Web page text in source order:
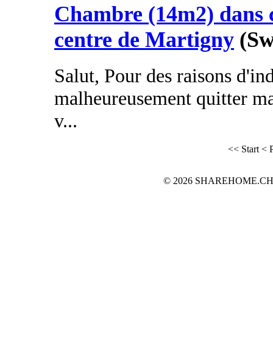
Chambre (14m2) dans
centre de Martigny
Salut, Pour des raisons
malheureusement quitter
v...
<< Start <
© 2026